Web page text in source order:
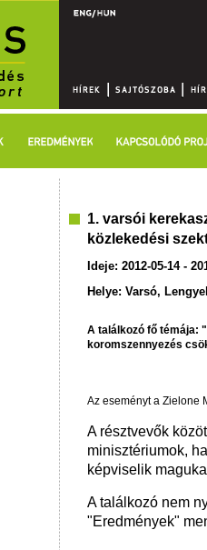
1. varsói
közlekedési
Ideje: 2012-05-14 -
Helye: Varsó,
A találkozó fő témája:
koromszennyezés
Az eseményt a Zielone
A résztvevők
minisztériumok,
képviselik
A találkozó nem
"Eredmények"